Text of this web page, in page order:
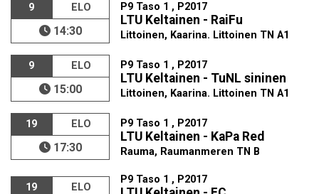
9 ELO
14:30
P9 Taso 1 , P2017
LTU Keltainen - RaiFu
Littoinen, Kaarina. Littoinen TN A1
9 ELO
15:00
P9 Taso 1 , P2017
LTU Keltainen - TuNL sininen
Littoinen, Kaarina. Littoinen TN A1
19 ELO
17:30
P9 Taso 1 , P2017
LTU Keltainen - KaPa Red
Rauma, Raumanmeren TN B
19 ELO
P9 Taso 1 , P2017